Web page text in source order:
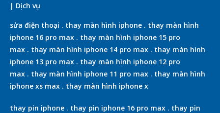
| Dịch vụ
sửa điện thoại . thay màn hình iphone . thay màn hình
iphone 16 pro max . thay màn hình iphone 15 pro
max . thay màn hình iphone 14 pro max . thay màn hình
iphone 13 pro max . thay màn hình iphone 12 pro
max . thay màn hình iphone 11 pro max . thay màn hình
iphone xs max . thay màn hình iphone x
thay pin iphone . thay pin iphone 16 pro max . thay pin